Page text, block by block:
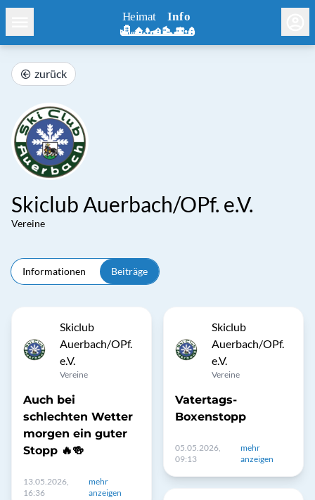
zurück
Skiclub Auerbach/OPf. e.V.
Vereine
Informationen Beiträge
Skiclub
Auerbach/OPf.
e.V.
Vereine
Auch bei
schlechten Wetter
morgen ein guter
Stopp 🔥🍻
13.05.2026,
16:36
mehr
anzeigen
Skiclub
Auerbach/OPf.
e.V.
Vereine
Vatertags-
Boxenstopp
05.05.2026,
09:13
mehr
anzeigen